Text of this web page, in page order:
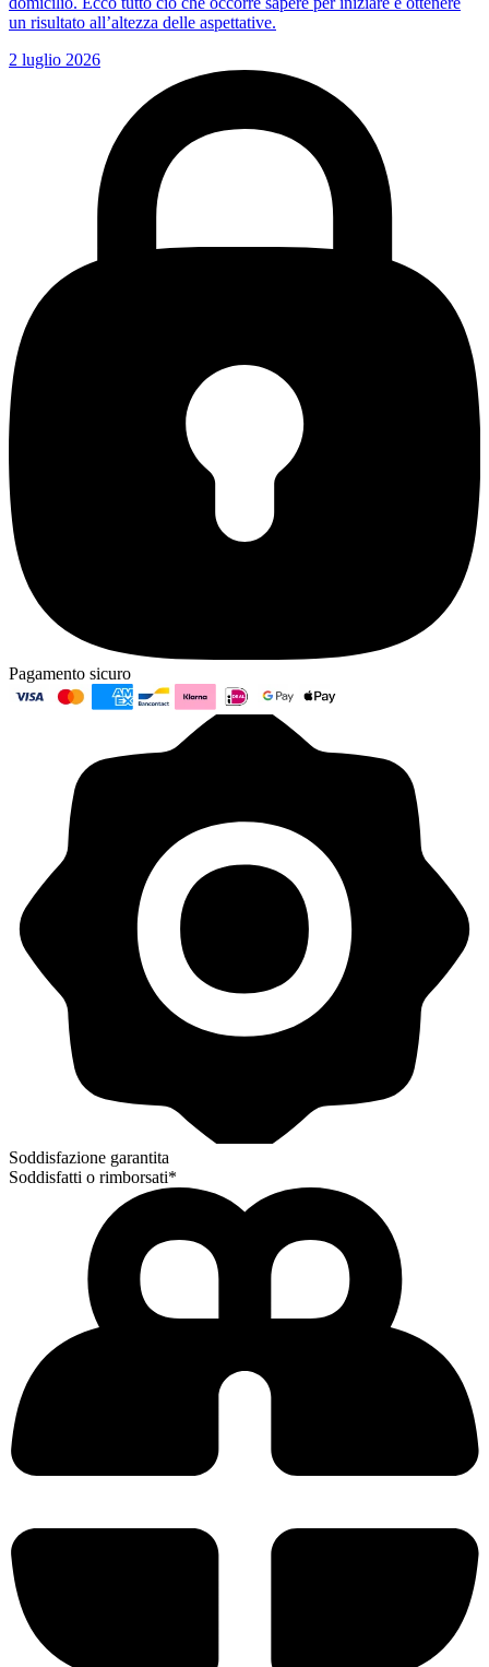
un risultato all’altezza delle aspettative.
2 luglio 2026
Pagamento sicuro
Soddisfazione garantita
Soddisfatti o rimborsati*